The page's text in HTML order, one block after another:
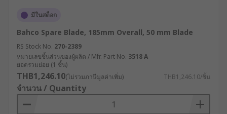
มีในสต็อก
Bahco Spare Blade, 185mm Overall, 50 mm Blade
RS Stock No. 270-2389
หมายเลขชิ้นส่วนของผู้ผลิต / Mfr. Part No. 3518 A
ยอดรวมย่อย (1 ชิ้น)
THB1,246.10(ไม่รวมภาษีมูลค่าเพิ่ม) THB1,246.10/ชิ้น
จำนวน / Quantity